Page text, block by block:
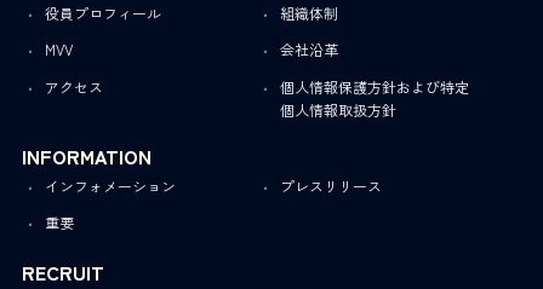
役員プロフィール
組織体制
MVV
会社沿革
アクセス
個人情報保護方針および特定
個人情報取扱方針
INFORMATION
インフォメーション
プレスリリース
重要
RECRUIT